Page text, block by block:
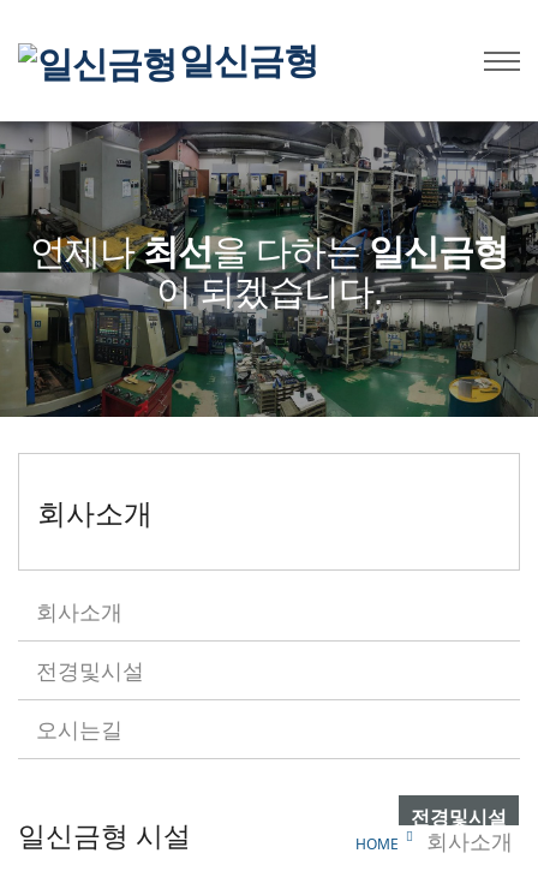
일신금형
언제나최선을 다하는일신금형
이 되겠습니다.
회사소개
회사소개
전경및시설
오시는길
일신금형 시설 HOME 회사소개
전경및시설